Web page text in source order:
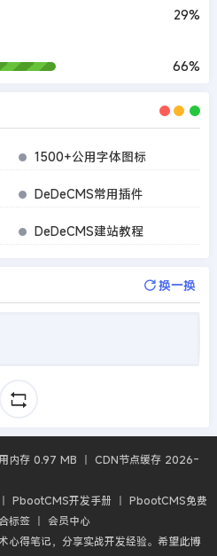
29%
66%
1500+公用字体图标
DeDeCMS常用插件
DeDeCMS建站教程
换一换
内存 0.97 MB 丨 CDN节点缓存 2026-
PbootCMS开发手册 丨 PbootCMS免费
标签丨 会员中心
心得笔记，分享实战开发经验。希望此博